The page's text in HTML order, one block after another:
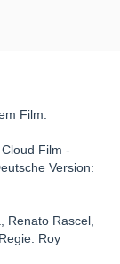
Film:
Film -
Version:
Renato Rascel,
Roy